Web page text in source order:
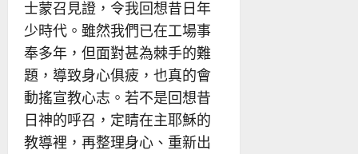
士蒙召見證，令我回想昔日年
少時代。雖然我們已在工場事
奉多年，但面對甚為棘手的難
題，導致身心俱疲，也真的會
動搖宣教心志。若不是回想昔
日神的呼召，定睛在主耶穌的
教導裡，再整理身心、重新出